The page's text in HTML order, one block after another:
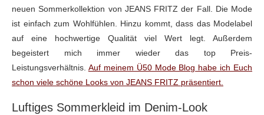
neuen Sommerkollektion von JEANS FRITZ der Fall. Die Mode
ist einfach zum Wohlfühlen. Hinzu kommt, dass das Modelabel
auf eine hochwertige Qualität viel Wert legt. Außerdem
begeistert mich immer wieder das top Preis-
Leistungsverhältnis. Auf meinem Ü50 Mode Blog habe ich Euch
schon viele schöne Looks von JEANS FRITZ präsentiert.
Luftiges Sommerkleid im Denim-Look